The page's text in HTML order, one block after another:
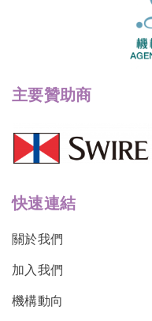
主要贊助商
快速連結
關於我們
加入我們
機構動向